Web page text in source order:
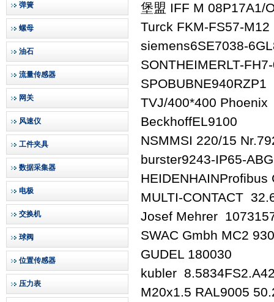
弹簧
螺母
油石
流量传感器
网关
风速仪
工件夹具
数据采集器
电极
交换机
球阀
位置传感器
压力表
堡盟 IFF M 08P17A1/
Turck FKM-FS57-M12
siemens6SE7038-
SONTHEIMERLT-
SPOBUBNE940RZP1
TVJ/400*400 Phoenix
BeckhoffEL9100
NSMMSI 220/15
burster9243-IP65-
MULTI-CONTACT
Josef Mehrer
SWAC Gmbh MC2
GUDEL 180030
kubler
M20x1.5 RAL9005